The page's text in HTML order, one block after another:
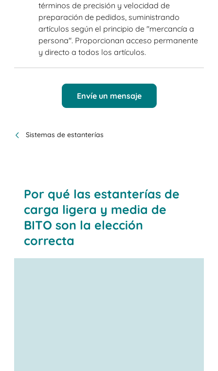
términos de precisión y velocidad de
preparación de pedidos, suministrando
artículos según el principio de "mercancía a
persona". Proporcionan acceso permanente
y directo a todos los artículos.
Envíe un mensaje
Sistemas de estanterías
Por qué las estanterías de
carga ligera y media de
BITO son la elección
correcta